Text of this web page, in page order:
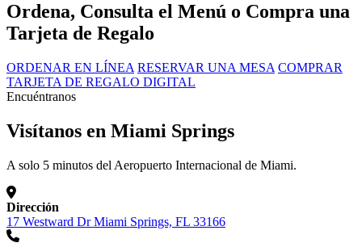
Ordena, Consulta el Menú o Compra una
Tarjeta de Regalo
ORDENAR EN LÍNEA RESERVAR UNA MESA COMPRAR
TARJETA DE REGALO DIGITAL
Encuéntranos
Visítanos en Miami Springs
A solo 5 minutos del Aeropuerto Internacional de Miami.
Dirección
17 Westward Dr Miami Springs, FL 33166